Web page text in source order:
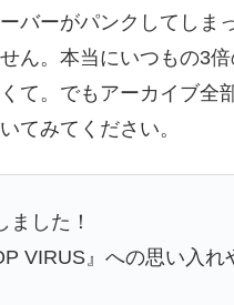
バーがパンクしてしま
ん。本当にいつもの3
て。でもアーカイブ全
てみてください。
した！
VIRUS』への思い入れ